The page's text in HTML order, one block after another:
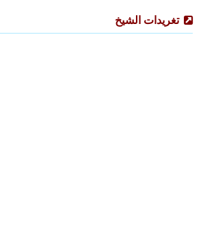
تغريدات الشيخ